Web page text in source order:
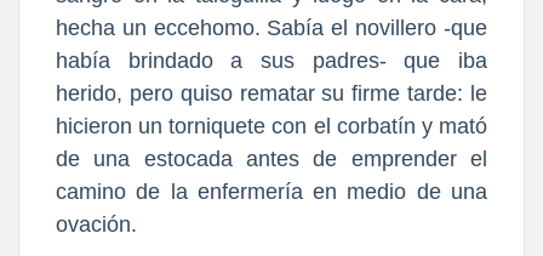
hecha un eccehomo. Sabía el novillero -que
había brindado a sus padres- que iba
herido, pero quiso rematar su firme tarde: le
hicieron un torniquete con el corbatín y mató
de una estocada antes de emprender el
camino de la enfermería en medio de una
ovación.